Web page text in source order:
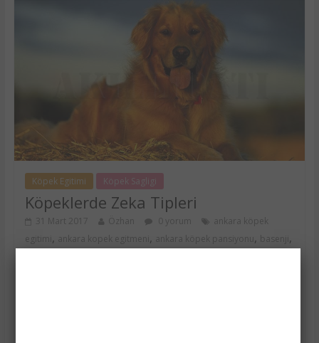
Köpek Egitimi Köpek Sagligi
Köpeklerde Zeka Tipleri
31 Mart 2017 Özhan 0 yorum
ankara köpek
egitimi, ankara kopek egitmeni, ankara köpek pansiyonu, basenji,